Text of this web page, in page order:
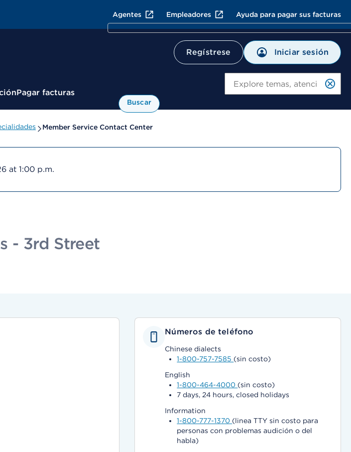
Agentes Empleadores Ayuda para pagar sus facturas
Regístrese Iniciar sesión
Pagar facturas
Buscar
Member Service Contact Center
at 1:00 p.m.
- 3rd Street
Números de teléfono
Chinese dialects
1-800-757-7585 (sin costo)
English
1-800-464-4000 (sin costo)
7 days, 24 hours, closed holidays
Information
1-800-777-1370 (linea TTY sin costo para
personas con problemas audición o del
habla)